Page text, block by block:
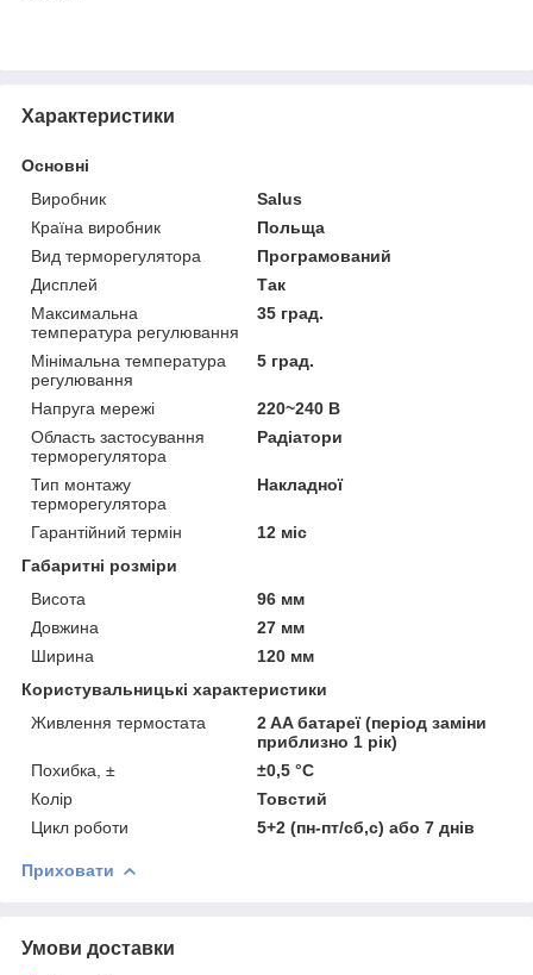
Характеристики
Основні
Виробник
Salus
Країна виробник
Польща
Вид терморегулятора
Програмований
Дисплей
Так
Максимальна
температура регулювання
35 град.
Мінімальна температура
регулювання
5 град.
Напруга мережі
220~240 В
Область застосування
терморегулятора
Радіатори
Тип монтажу
терморегулятора
Накладної
Гарантійний термін
12 міс
Габаритні розміри
Висота
96 мм
Довжина
27 мм
Ширина
120 мм
Користувальницькі характеристики
Живлення термостата
2 AA батареї (період заміни
приблизно 1 рік)
Похибка, ±
±0,5 °С
Колір
Товстий
Цикл роботи
5+2 (пн-пт/сб,с) або 7 днів
Приховати
Умови доставки